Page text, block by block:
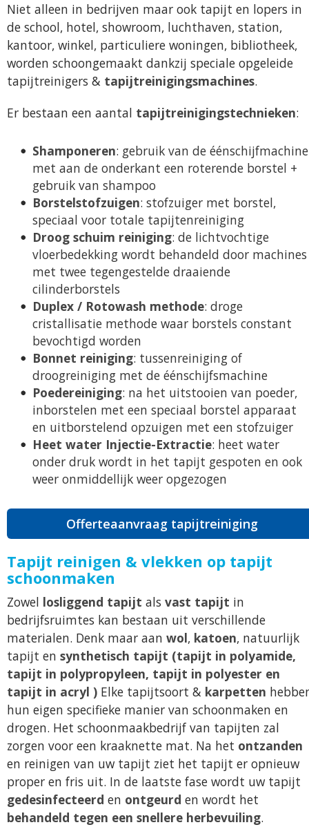
Niet alleen in bedrijven maar ook tapijt en lopers in
de school, hotel, showroom, luchthaven, station,
kantoor, winkel, particuliere woningen, bibliotheek,
worden schoongemaakt dankzij speciale opgeleide
tapijtreinigers & tapijtreinigingsmachines.
Er bestaan een aantal tapijtreinigingstechnieken:
Shamponeren: gebruik van de éénschijfmachine
met aan de onderkant een roterende borstel +
gebruik van shampoo
Borstelstofzuigen: stofzuiger met borstel,
speciaal voor totale tapijtenreiniging
Droog schuim reiniging: de lichtvochtige
vloerbedekking wordt behandeld door machines
met twee tegengestelde draaiende
cilinderborstels
Duplex / Rotowash methode: droge
cristallisatie methode waar borstels constant
bevochtigd worden
Bonnet reiniging: tussenreiniging of
droogreiniging met de éénschijfsmachine
Poedereiniging: na het uitstooien van poeder,
inborstelen met een speciaal borstel apparaat
en uitborstelend opzuigen met een stofzuiger
Heet water Injectie-Extractie: heet water
onder druk wordt in het tapijt gespoten en ook
weer onmiddellijk weer opgezogen
Offerteaanvraag tapijtreiniging
Tapijt reinigen & vlekken op tapijt
schoonmaken
Zowel losliggend tapijt als vast tapijt in
bedrijfsruimtes kan bestaan uit verschillende
materialen. Denk maar aan wol, katoen, natuurlijk
tapijt en synthetisch tapijt (tapijt in polyamide,
tapijt in polypropyleen, tapijt in polyester en
tapijt in acryl ) Elke tapijtsoort & karpetten
hun eigen specifieke manier van schoonmaken en
drogen. Het schoonmaakbedrijf van tapijten zal
zorgen voor een kraaknette mat. Na het ontzanden
en reinigen van uw tapijt ziet het tapijt er opnieuw
proper en fris uit. In de laatste fase wordt uw tapijt
gedesinfecteerd en ontgeurd en wordt het
behandeld tegen een snellere herbevuiling.